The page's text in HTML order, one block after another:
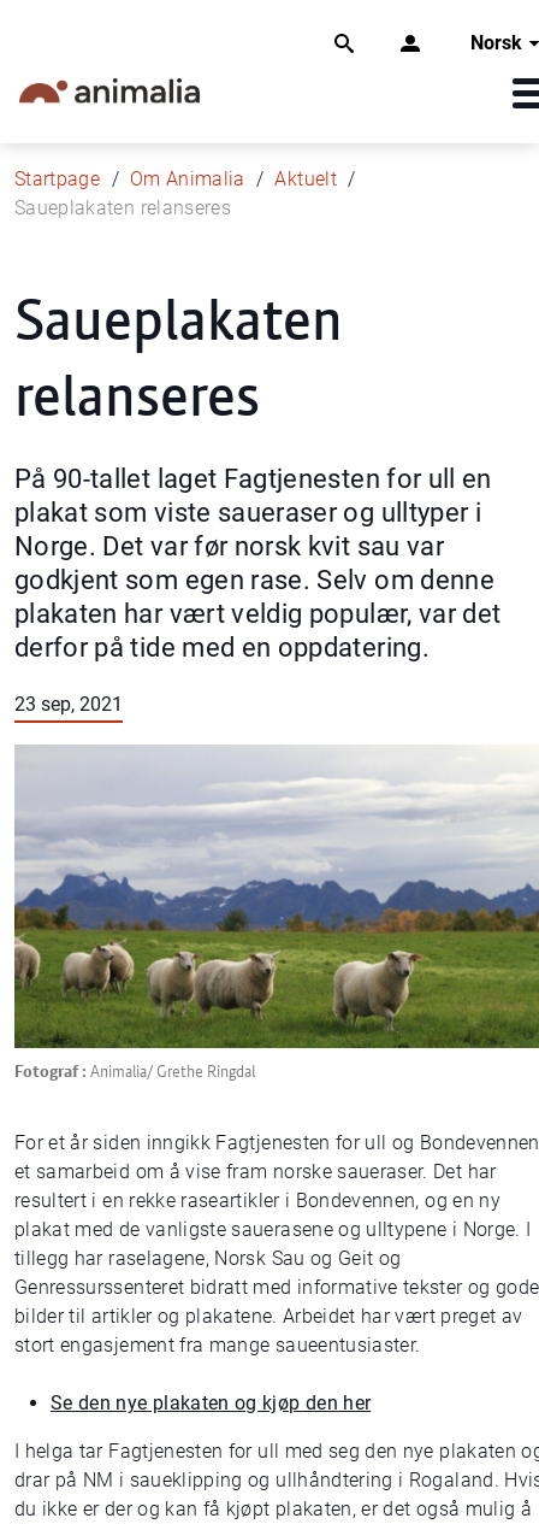
Norsk
Startpage Om Animalia
Aktuelt
Saueplakaten relanseres
Saueplakaten
relanseres
På 90-tallet laget Fagtjenesten for ull en
plakat som viste saueraser og ulltyper i
Norge. Det var før norsk kvit sau var
godkjent som egen rase. Selv om denne
plakaten har vært veldig populær, var det
derfor på tide med en oppdatering.
23 sep, 2021
Fotograf : Animalia/ Grethe Ringdal
For et år siden inngikk Fagtjenesten for ull og Bondevennen
et samarbeid om å vise fram norske saueraser. Det har
resultert i en rekke raseartikler i Bondevennen, og en ny
plakat med de vanligste sauerasene og ulltypene i Norge. I
tillegg har raselagene, Norsk Sau og Geit og
Genressurssenteret bidratt med informative tekster og gode
bilder til artikler og plakatene. Arbeidet har vært preget av
stort engasjement fra mange saueentusiaster.
Se den nye plakaten og kjøp den her
I helga tar Fagtjenesten for ull med seg den nye plakaten
drar på NM i saueklipping og ullhåndtering i Rogaland.
du ikke er der og kan få kjøpt plakaten, er det også mulig å